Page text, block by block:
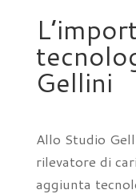
Gellini
Allo Studio
rilevatore di
aggiunta